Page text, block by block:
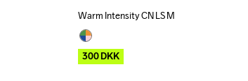
Outlet
Warm Intensity CN LS M
300DKK